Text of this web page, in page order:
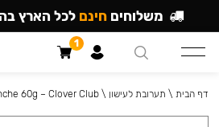
דף הבית \ תערובת לעישון \
60g – Clover Club
משלוחים חינם לכל הארץ
1